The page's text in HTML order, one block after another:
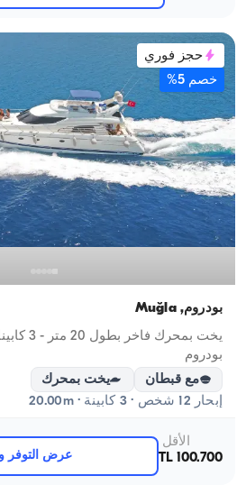
حجز فوري
خصم 5%
بودروم, Muğla
بودروم
مع قبطان
يخت بمحرك
إبحار 12 شخص · 3 كابينة · 20.00m
الأقل
100.700 TL
عرض التوفر